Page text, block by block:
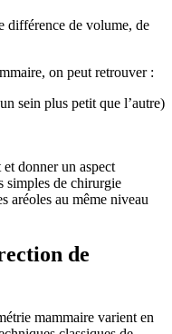
différence de volume, de
on peut retrouver :
sein plus petit que l’autre)
donner un aspect
simples de chirurgie
aréoles au même niveau
de
mammaire varient en